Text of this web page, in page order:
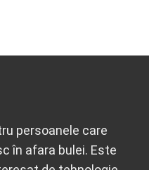
persoanele care
în afara bulei. Este